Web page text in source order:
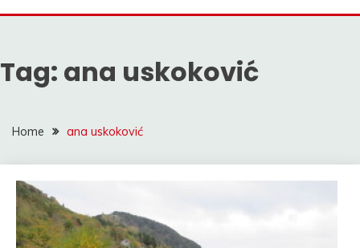
Tag: ana uskoković
Home ana uskoković